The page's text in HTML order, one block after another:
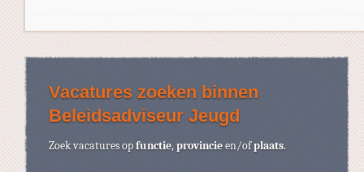
Vacatures zoeken binnen
Beleidsadviseur Jeugd
Zoek vacatures opfunctie,provincieen/ofplaats.